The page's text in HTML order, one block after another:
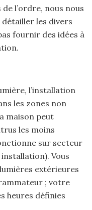
l’ordre, nous nous
les divers
fournir des idées à
l’installation
les zones non
maison peut
les moins
sur secteur
Vous
extérieures
; votre
heures définies